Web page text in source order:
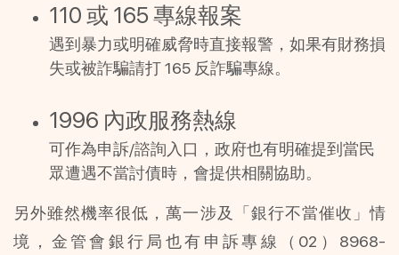
110 或 165 專線報案
遇到暴力或明確威脅時直接報警，如果有財務損
失或被詐騙請打 165 反詐騙專線。
1996 內政服務熱線
可作為申訴/諮詢入口，政府也有明確提到當民
眾遭遇不當討債時，會提供相關協助。
另外雖然機率很低，萬一涉及「銀行不當催收」情
境，金管會銀行局也有申訴專線（02）8968-